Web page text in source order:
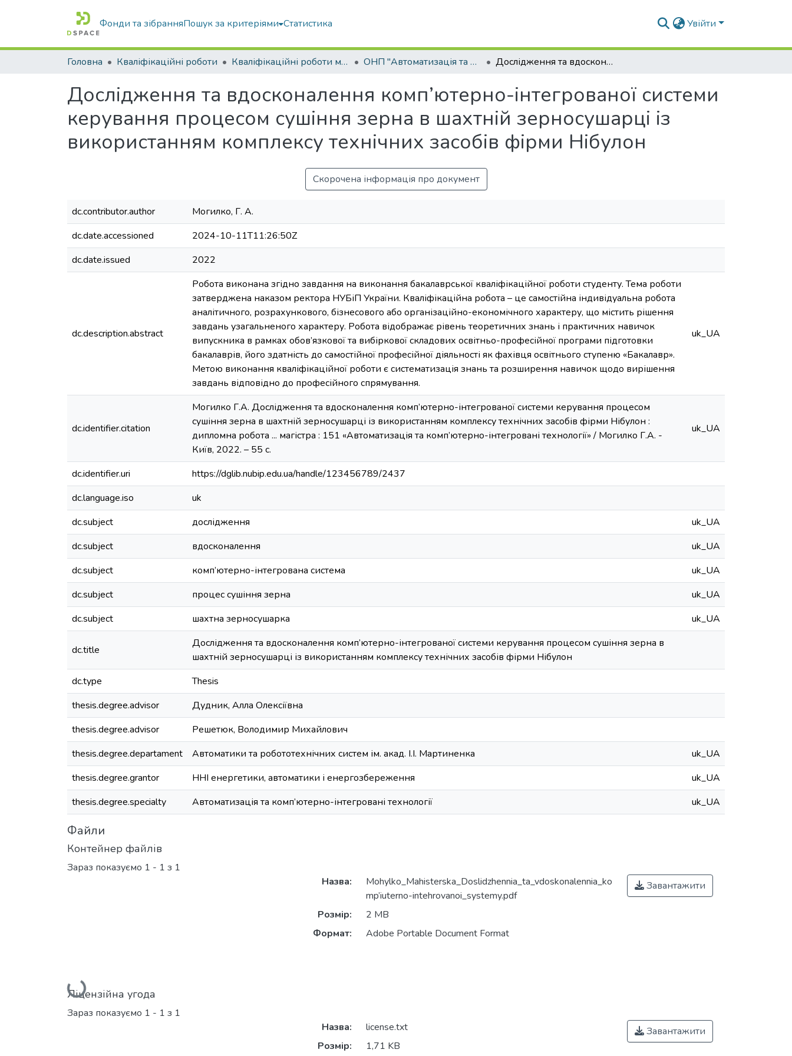
Фонди та зібранняПошук за критеріями Статистика Увійти
Головна Кваліфікаційні роботи Кваліфікаційні роботи магістрів ОНП "Автоматизація та комп’ютерно-інтегровані технології та робототехніка" Дослідження та вдосконалення комп’ютерно-інтегрованої системи керування процесом сушіння зерна в шахтній зерносушарці із використанням комплексу технічних засобів фірми Нібулон
Дослідження та вдосконалення комп’ютерно-інтегрованої системи
керування процесом сушіння зерна в шахтній зерносушарці із
використанням комплексу технічних засобів фірми Нібулон
Скорочена інформація про документ
dc.contributor.author
Могилко, Г. А.
dc.date.accessioned
2024-10-11T11:26:50Z
dc.date.issued
2022
dc.description.abstract
Робота виконана згідно завдання на виконання бакалаврської кваліфікаційної роботи студенту. Тема роботи
затверджена наказом ректора НУБіП України. Кваліфікаційна робота – це самостійна індивідуальна робота
аналітичного, розрахункового, бізнесового або організаційно-економічного характеру, що містить рішення
завдань узагальненого характеру. Робота відображає рівень теоретичних знань і практичних навичок
випускника в рамках обов’язкової та вибіркової складових освітньо-професійної програми підготовки
бакалаврів, його здатність до самостійної професійної діяльності як фахівця освітнього ступеню «Бакалавр».
Метою виконання кваліфікаційної роботи є систематизація знань та розширення навичок щодо вирішення
завдань відповідно до професійного спрямування.
uk_UA
dc.identifier.citation
Могилко Г.А. Дослідження та вдосконалення комп’ютерно-інтегрованої системи керування процесом
сушіння зерна в шахтній зерносушарці із використанням комплексу технічних засобів фірми Нібулон :
дипломна робота ... магістра : 151 «Автоматизація та комп’ютерно-інтегровані технології» / Могилко Г.А. -
Київ, 2022. – 55 с.
uk_UA
dc.identifier.uri
https://dglib.nubip.edu.ua/handle/123456789/2437
dc.language.iso
uk
dc.subject
дослідження
uk_UA
dc.subject
вдосконалення
uk_UA
dc.subject
комп’ютерно-інтегрована система
uk_UA
dc.subject
процес сушіння зерна
uk_UA
dc.subject
шахтна зерносушарка uk_UA
dc.title
Дослідження та вдосконалення комп’ютерно-інтегрованої системи керування процесом сушіння зерна в
шахтній зерносушарці із використанням комплексу технічних засобів фірми Нібулон
dc.type
Thesis
thesis.degree.advisor
Дудник, Алла Олексіївна
thesis.degree.advisor
Решетюк, Володимир Михайлович
thesis.degree.departament
Автоматики та робототехнічних систем ім. акад. І.І. Мартиненка
uk_UA
thesis.degree.grantor
ННІ енергетики, автоматики і енергозбереження
uk_UA
thesis.degree.specialty
Автоматизація та комп’ютерно-інтегровані технології uk_UA
Файли
Контейнер файлів
Зараз показуємо 1 - 1 з 1
Вантажиться...
Назва:
Mohylko_Мahisterska_Doslidzhennia_ta_vdoskonalennia_ko
mp’iuterno-intehrovanoi_systemy.pdf
Розмір:
2 MB
Формат:
Adobe Portable Document Format
Завантажити
Ліцензійна угода
Зараз показуємо 1 - 1 з 1
Назва:
license.txt
Розмір:
1,71 KB
Завантажити